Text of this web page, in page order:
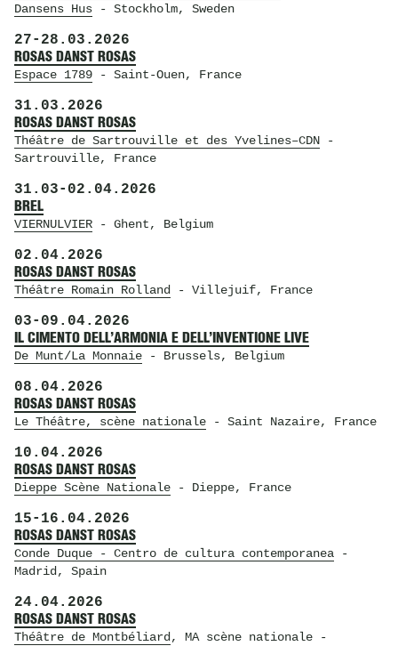
Dansens Hus- Stockholm, Sweden
27- 28.03.2026
ROSAS DANST ROSAS
Espace 1789- Saint-Ouen, France
31.03.2026
ROSAS DANST ROSAS
Théâtre de Sartrouville et des Yvelines–CDN-
Sartrouville, France
31.03- 02.04.2026
BREL
VIERNULVIER- Ghent, Belgium
02.04.2026
ROSAS DANST ROSAS
Théâtre Romain Rolland- Villejuif, France
03- 09.04.2026
IL CIMENTO DELL’ARMONIA E DELL’INVENTIONE LIVE
De Munt/La Monnaie- Brussels, Belgium
08.04.2026
ROSAS DANST ROSAS
Le Théâtre, scène nationale- Saint Nazaire, France
10.04.2026
ROSAS DANST ROSAS
Dieppe Scène Nationale- Dieppe, France
15- 16.04.2026
ROSAS DANST ROSAS
Conde Duque - Centro de cultura contemporanea-
Madrid, Spain
24.04.2026
ROSAS DANST ROSAS
Théâtre de Montbéliard , MA scène nationale-